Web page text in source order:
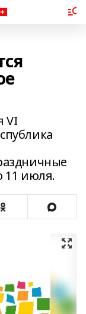
VI
11 июля.